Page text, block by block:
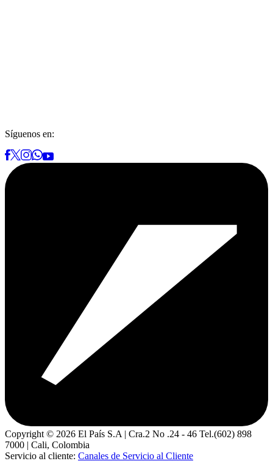
Síguenos en:
Copyright © 2026 El País S.A | Cra.2 No .24 - 46 Tel.(602) 898
7000 | Cali, Colombia
Servicio al cliente: Canales de Servicio al Cliente